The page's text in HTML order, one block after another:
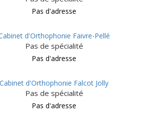
Pas d'adresse
d'Orthophonie Faivre-Pellé
Pas de spécialité
Pas d'adresse
Cabinet d'Orthophonie Falcot Jolly
Pas de spécialité
Pas d'adresse